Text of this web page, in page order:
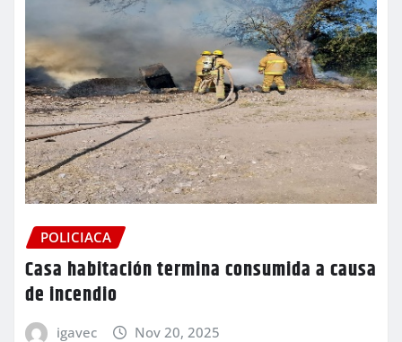
POLICIACA
Casa habitación termina consumida a causa
de incendio
igavec Nov 20, 2025